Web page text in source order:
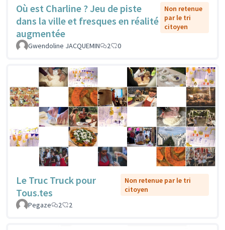
Où est Charline ? Jeu de piste
dans la ville et fresques en réalité
augmentée
Non retenue
par le tri
citoyen
Gwendoline JACQUEMIN 2 0
Le Truc Truck pour
Tous.tes
Non retenue par le tri
citoyen
Pegaze
2 2